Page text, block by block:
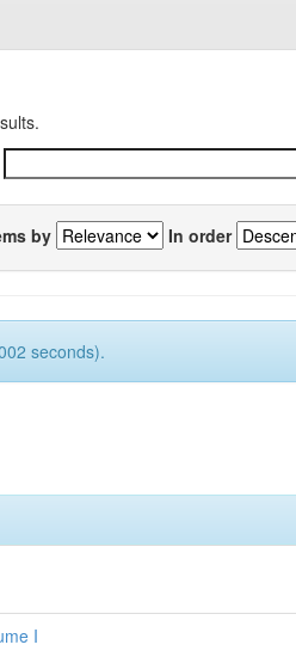
by In order
seconds).
I